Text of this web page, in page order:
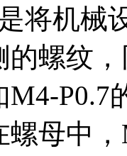
将机械
的螺纹
M4-P0.7
螺母中